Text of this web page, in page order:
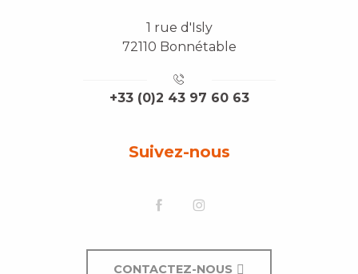
1 rue d'Isly
72110 Bonnétable
+33 (0)2 43 97 60 63
Suivez-nous
CONTACTEZ-NOUS